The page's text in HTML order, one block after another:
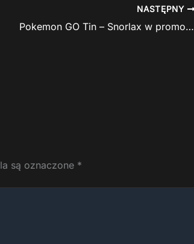
NASTĘPNY
Pokemon GO Tin – Snorlax w promocji w shopgraczu
są oznaczone *